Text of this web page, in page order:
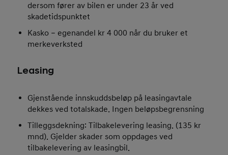
dersom fører av bilen er under 23 år ved
skadetidspunktet
Kasko – egenandel kr 4 000 når du bruker et
merkeverksted
Leasing
Gjenstående innskuddsbeløp på leasingavtale
dekkes ved totalskade. Ingen beløpsbegrensning
Tilleggsdekning: Tilbakelevering leasing. (135 kr
mnd). Gjelder skader som oppdages ved
tilbakelevering av leasingbil.